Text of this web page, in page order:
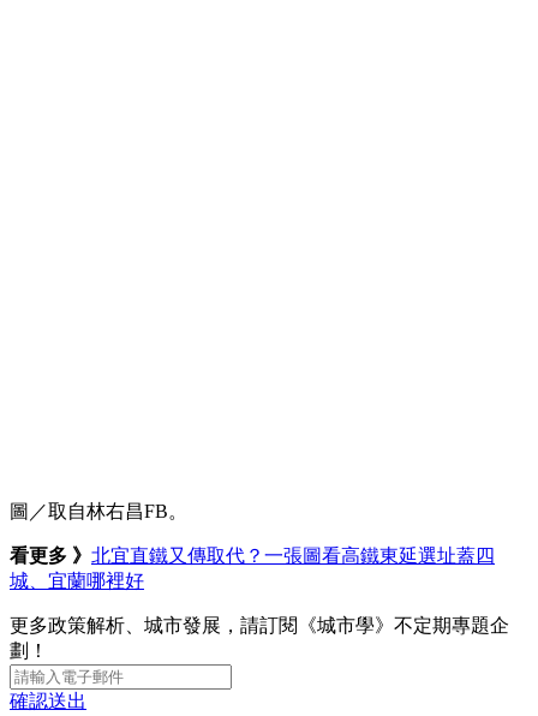
圖／取自林右昌FB。
看更多 》 北宜直鐵又傳取代？一張圖看高鐵東延選址蓋四
城、宜蘭哪裡好
更多政策解析、城市發展，請訂閱《城市學》不定期專題企
劃！
確認送出